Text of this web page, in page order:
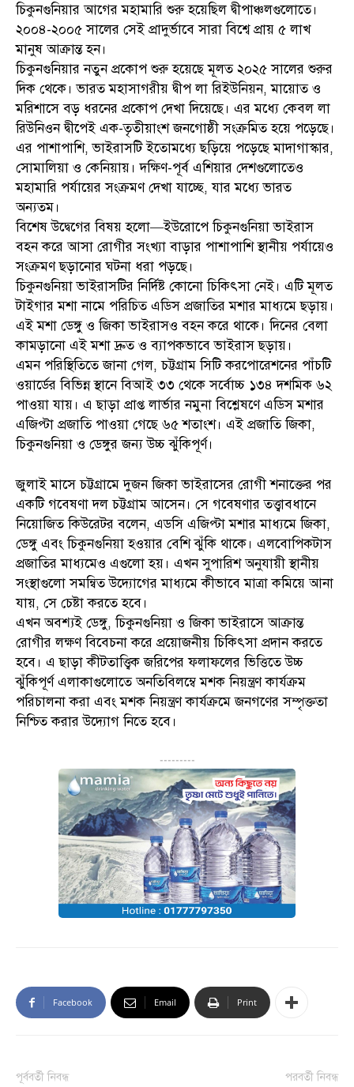
চিকুনগুনিয়ার আগের মহামারি শুরু হয়েছিল দ্বীপাঞ্চলগুলোতে।
২০০৪-২০০৫ সালের সেই প্রাদুর্ভাবে সারা বিশ্বে প্রায় ৫ লাখ
মানুষ আক্রান্ত হন।
চিকুনগুনিয়ার নতুন প্রকোপ শুরু হয়েছে মূলত ২০২৫ সালের শুরুর
দিক থেকে। ভারত মহাসাগরীয় দ্বীপ লা রিইউনিয়ন, মায়োত ও
মরিশাসে বড় ধরনের প্রকোপ দেখা দিয়েছে। এর মধ্যে কেবল লা
রিউনিওন দ্বীপেই এক-তৃতীয়াংশ জনগোষ্ঠী সংক্রমিত হয়ে পড়েছে।
এর পাশাপাশি, ভাইরাসটি ইতোমধ্যে ছড়িয়ে পড়েছে মাদাগাস্কার,
সোমালিয়া ও কেনিয়ায়। দক্ষিণ-পূর্ব এশিয়ার দেশগুলোতেও
মহামারি পর্যায়ের সংক্রমণ দেখা যাচ্ছে, যার মধ্যে ভারত
অন্যতম।
বিশেষ উদ্বেগের বিষয় হলো—ইউরোপে চিকুনগুনিয়া ভাইরাস
বহন করে আসা রোগীর সংখ্যা বাড়ার পাশাপাশি স্থানীয় পর্যায়েও
সংক্রমণ ছড়ানোর ঘটনা ধরা পড়ছে।
চিকুনগুনিয়া ভাইরাসটির নির্দিষ্ট কোনো চিকিৎসা নেই। এটি মূলত
টাইগার মশা নামে পরিচিত এডিস প্রজাতির মশার মাধ্যমে ছড়ায়।
এই মশা ডেঙ্গু ও জিকা ভাইরাসও বহন করে থাকে। দিনের বেলা
কামড়ানো এই মশা দ্রুত ও ব্যাপকভাবে ভাইরাস ছড়ায়।
এমন পরিস্থিতিতে জানা গেল, চট্টগ্রাম সিটি করপোরেশনের পাঁচটি
ওয়ার্ডের বিভিন্ন স্থানে বিআই ৩৩ থেকে সর্বোচ্চ ১৩৪ দশমিক ৬২
পাওয়া যায়। এ ছাড়া প্রাপ্ত লার্ভার নমুনা বিশ্লেষণে এডিস মশার
এজিপ্টা প্রজাতি পাওয়া গেছে ৬৫ শতাংশ। এই প্রজাতি জিকা,
চিকুনগুনিয়া ও ডেঙ্গুর জন্য উচ্চ ঝুঁকিপূর্ণ।
জুলাই মাসে চট্টগ্রামে দুজন জিকা ভাইরাসের রোগী শনাক্তের পর
একটি গবেষণা দল চট্টগ্রাম আসেন। সে গবেষণার তত্ত্বাবধানে
নিয়োজিত কিউরেটর বলেন, এডসি এজিপ্টা মশার মাধ্যমে জিকা,
ডেঙ্গু এবং চিকুনগুনিয়া হওয়ার বেশি ঝুঁকি থাকে। এলবোপিকটাস
প্রজাতির মাধ্যমেও এগুলো হয়। এখন সুপারিশ অনুযায়ী স্থানীয়
সংস্থাগুলো সমন্বিত উদ্যোগের মাধ্যমে কীভাবে মাত্রা কমিয়ে আনা
যায়, সে চেষ্টা করতে হবে।
এখন অবশ্যই ডেঙ্গু, চিকুনগুনিয়া ও জিকা ভাইরাসে আক্রান্ত
রোগীর লক্ষণ বিবেচনা করে প্রয়োজনীয় চিকিৎসা প্রদান করতে
হবে। এ ছাড়া কীটতাত্ত্বিক জরিপের ফলাফলের ভিত্তিতে উচ্চ
ঝুঁকিপূর্ণ এলাকাগুলোতে অনতিবিলম্বে মশক নিয়ন্ত্রণ কার্যক্রম
পরিচালনা করা এবং মশক নিয়ন্ত্রণ কার্যক্রমে জনগণের সম্পৃক্ততা
নিশ্চিত করার উদ্যোগ নিতে হবে।
---------
Facebook Email Print
পূর্ববর্তী নিবন্ধ পরবর্তী নিবন্ধ